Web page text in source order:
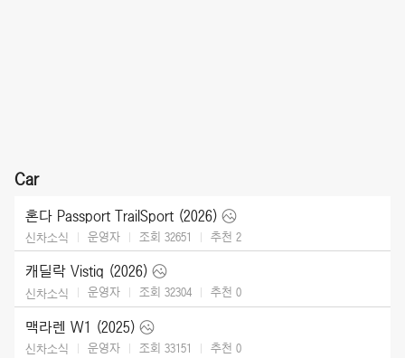
Car
혼다 Passport TrailSport (2026)
신차소식 운영자 조회 32651 추천 2
캐딜락 Vistiq (2026)
신차소식 운영자 조회 32304 추천 0
맥라렌 W1 (2025)
신차소식 운영자 조회 33151 추천 0